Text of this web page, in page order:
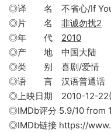
◎译 名 不省心/If You
◎片 名 非诚勿扰2
◎年 代 2010
◎产 地 中国大陆
◎类 别 喜剧/爱情
◎语 言 汉语普通话
◎上映日期 2010-12-22(
◎IMDb评分 5.9/10 from
◎IMDb链接 https://